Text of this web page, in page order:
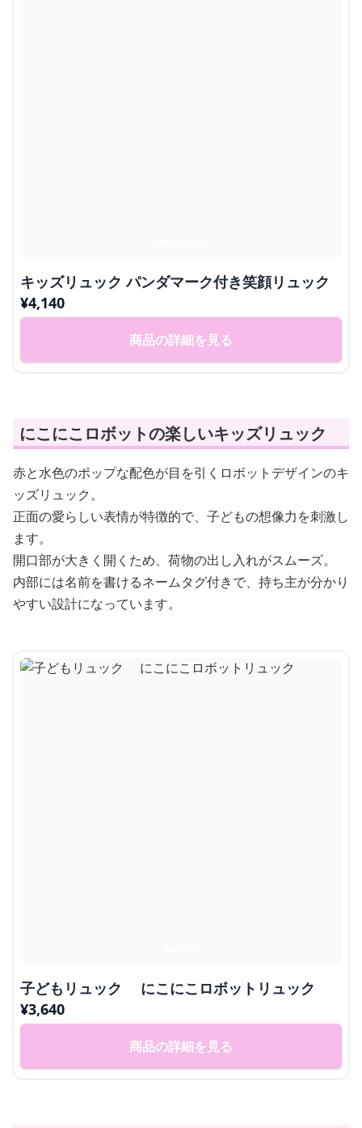
キッズリュック パンダマーク付き笑顔リュック
¥4,140
商品の詳細を見る
にこにこロボットの楽しいキッズリュック
赤と水色のポップな配色が目を引くロボットデザインのキ
ッズリュック。
正面の愛らしい表情が特徴的で、子どもの想像力を刺激し
ます。
開口部が大きく開くため、荷物の出し入れがスムーズ。
内部には名前を書けるネームタグ付きで、持ち主が分かり
やすい設計になっています。
子どもリュック にこにこロボットリュック
¥3,640
商品の詳細を見る